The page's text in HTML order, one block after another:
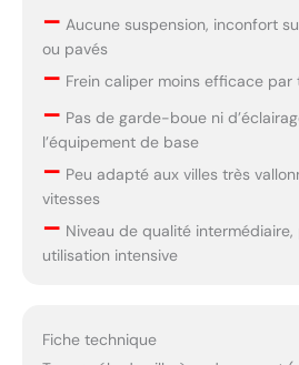
– Aucune suspension, inconfort
ou pavés
– Frein caliper moins efficace par
– Pas de garde-boue ni
l’équipement de base
– Peu adapté aux villes très
vitesses
– Niveau de qualité
utilisation intensive
Fiche technique